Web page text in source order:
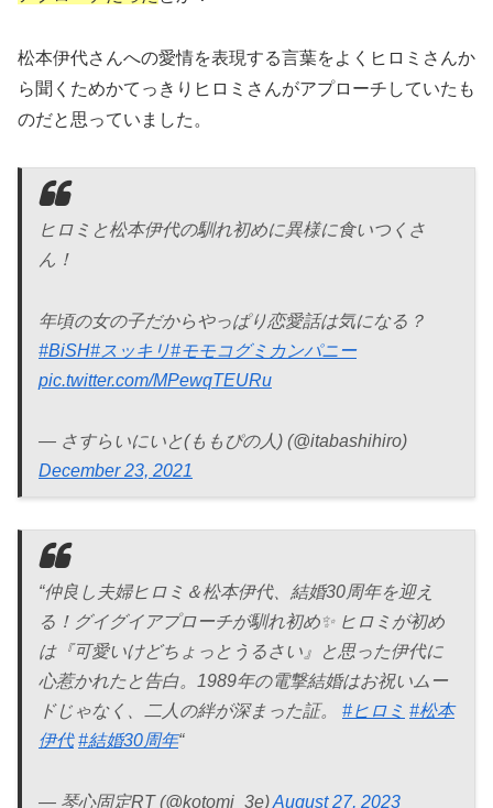
松本伊代さんへの愛情を表現する言葉をよくヒロミさんか
ら聞くためかてっきりヒロミさんがアプローチしていたも
のだと思っていました。
ヒロミと松本伊代の馴れ初めに異様に食いつくさ
ん！
年頃の女の子だからやっぱり恋愛話は気になる？
#BiSH#スッキリ#モモコグミカンパニー
pic.twitter.com/MPewqTEURu
— さすらいにいと(ももぴの人) (@itabashihiro)
December 23, 2021
“仲良し夫婦ヒロミ＆松本伊代、結婚30周年を迎え
る！グイグイアプローチが馴れ初め✨ ヒロミが初め
は『可愛いけどちょっとうるさい』と思った伊代に
心惹かれたと告白。1989年の電撃結婚はお祝いムー
ドじゃなく、二人の絆が深まった証。 #ヒロミ #松本
伊代 #結婚30周年“
— 琴心固定RT (@kotomi_3e)August 27, 2023